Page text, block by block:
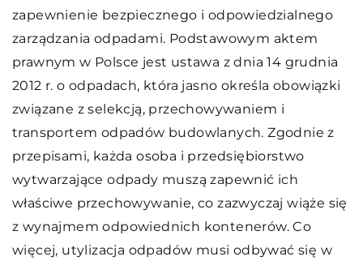
zapewnienie bezpiecznego i odpowiedzialnego
zarządzania odpadami. Podstawowym aktem
prawnym w Polsce jest ustawa z dnia 14 grudnia
2012 r. o odpadach, która jasno określa obowiązki
związane z selekcją, przechowywaniem i
transportem odpadów budowlanych. Zgodnie z
przepisami, każda osoba i przedsiębiorstwo
wytwarzające odpady muszą zapewnić ich
właściwe przechowywanie, co zazwyczaj wiąże się
z wynajmem odpowiednich kontenerów. Co
więcej, utylizacja odpadów musi odbywać się w